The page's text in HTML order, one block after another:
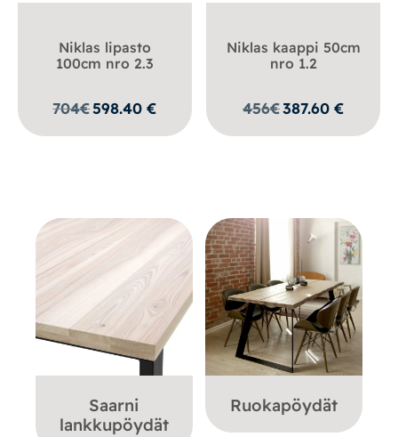
Niklas lipasto
100cm nro 2.3
704€598.40€
Niklas kaappi 50cm
nro 1.2
456€387.60€
Saarni
lankkupöydät
Ruokapöydät